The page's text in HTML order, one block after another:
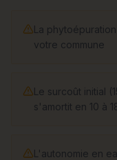
La
votre commune
Le surcoût initial
s'amortit en 10 à
L'autonomie en